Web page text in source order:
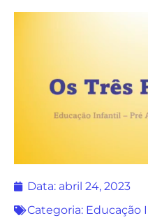
Data: abril 24, 2023
Categoria: Educação